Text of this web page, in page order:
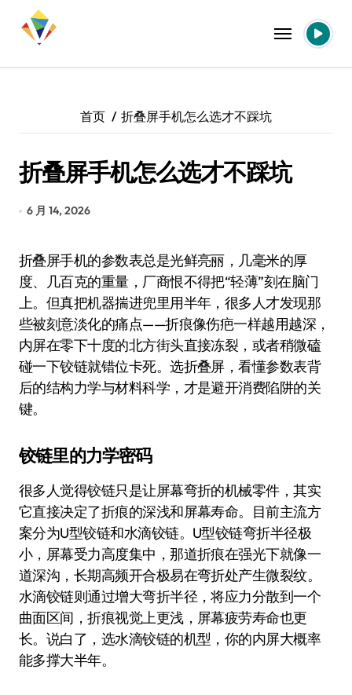
首页 折叠屏手机怎么选才不踩坑
折叠屏手机怎么选才不踩坑
6 月 14, 2026
折叠屏手机的参数表总是光鲜亮丽，几毫米的厚
度、几百克的重量，厂商恨不得把“轻薄”刻在脑门
上。但真把机器揣进兜里用半年，很多人才发现那
些被刻意淡化的痛点——折痕像伤疤一样越用越深，
内屏在零下十度的北方街头直接冻裂，或者稍微磕
碰一下铰链就错位卡死。选折叠屏，看懂参数表背
后的结构力学与材料科学，才是避开消费陷阱的关
键。
铰链里的力学密码
很多人觉得铰链只是让屏幕弯折的机械零件，其实
它直接决定了折痕的深浅和屏幕寿命。目前主流方
案分为U型铰链和水滴铰链。U型铰链弯折半径极
小，屏幕受力高度集中，那道折痕在强光下就像一
道深沟，长期高频开合极易在弯折处产生微裂纹。
水滴铰链则通过增大弯折半径，将应力分散到一个
曲面区间，折痕视觉上更浅，屏幕疲劳寿命也更
长。说白了，选水滴铰链的机型，你的内屏大概率
能多撑大半年。